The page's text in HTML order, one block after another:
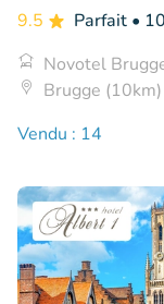
9.5 Parfait •
Novotel
Brugge (10km)
Vendu : 14